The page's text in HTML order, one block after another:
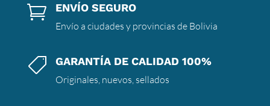
 ENVÍO SEGURO
Envío a ciudades y provincias de Bolivia
 GARANTÍA DE CALIDAD 100%
Originales, nuevos, sellados